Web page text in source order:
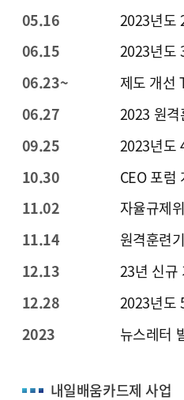
05.16
2023년도
06.15
2023년도
06.23~
제도 개선
06.27
2023 원격
09.25
2023년도
10.30
CEO 포럼
11.02
자율규제
11.14
원격훈련
12.13
23년 신규
12.28
2023년도
2023
뉴스레터
내일배움카드제 사업